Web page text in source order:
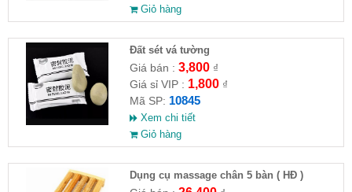
Giỏ hàng
Đất sét vá tường
Giá bán : 3,800₫
Giá sỉ VIP : 1,800₫
Mã SP: 10845
Xem chi tiết
Giỏ hàng
Dụng cụ massage chân 5 bàn ( HĐ )